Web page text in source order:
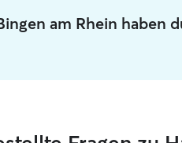
am Rhein haben